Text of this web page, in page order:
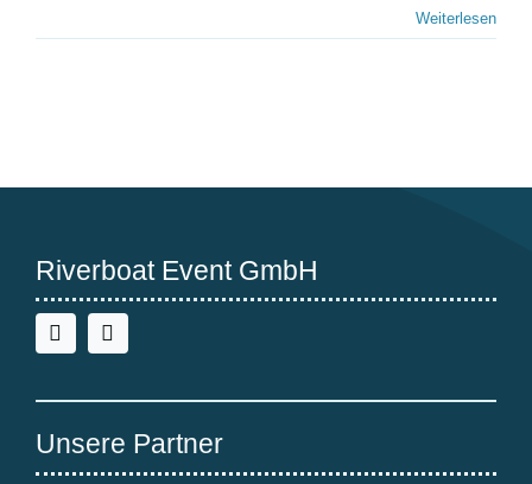
Weiterlesen
Riverboat Event GmbH
Unsere Partner